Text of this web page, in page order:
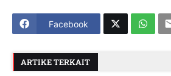
Facebook
ARTIKE TERKAIT